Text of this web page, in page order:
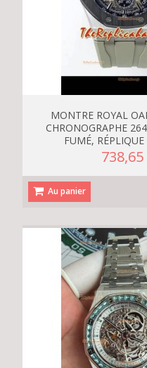
MONTRE ROYAL
CHRONOGRAPHE
FUMÉ,
738,65
Au panier